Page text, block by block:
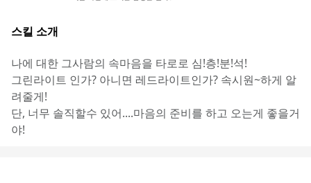
스킬 소개
나에 대한 그사람의 속마음을 타로로 심!층!분!석!
그린라이트 인가? 아니면 레드라이트인가? 속시원~하게 알
려줄게!
단, 너무 솔직할수 있어....마음의 준비를 하고 오는게 좋을거
야!